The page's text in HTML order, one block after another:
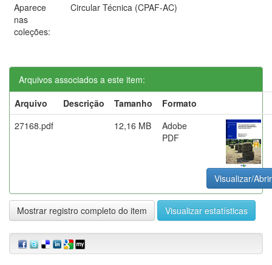
Aparece
nas
coleções:
Circular Técnica (CPAF-AC)
Arquivos associados a este item:
Arquivo
Descrição Tamanho
Formato
27168.pdf
12,16 MB
Adobe
PDF
Visualizar/Abrir
Mostrar registro completo do item Visualizar estatísticas